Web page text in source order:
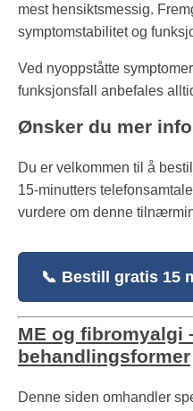
mest hensiktsmessig.
symptomstabilitet og
Ved nyoppståtte
funksjonsfall anbefales
Ønsker du mer
Du er velkommen til å
15-minutters
vurdere om denne
📞 Bestill gratis 15
ME og fibromyalgi
behandlingsformer
Denne siden omhandler